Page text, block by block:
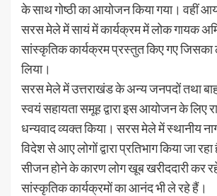
के साथ गोष्ठी का आयोजन किया गया। वहीं
सरस मेले में सायं में कार्यक्रम में लोक गायक
सांस्कृतिक कार्यक्रम प्रस्तुत किए गए
लिया।
सरस मेले में उत्तराखंड के अन्य जनपदों तथा
स्वयं सहायता समूह द्वारा इस आयोजन के लिए
धन्यवाद व्यक्त किया। सरस मेले में स्थानीय
विदेश से आए लोगों द्वारा प्रतिभाग किया जा रहा
सीजन होने के कारण लोग खूब खरीददारी कर
सांस्कृतिक कार्यक्रमों का आनंद भी ले रहे हैं।